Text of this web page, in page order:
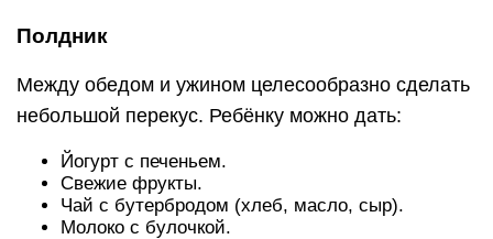
Полдник
Между обедом и ужином целесообразно сделать
небольшой перекус. Ребёнку можно дать:
Йогурт с печеньем.
Свежие фрукты.
Чай с бутербродом (хлеб, масло, сыр).
Молоко с булочкой.